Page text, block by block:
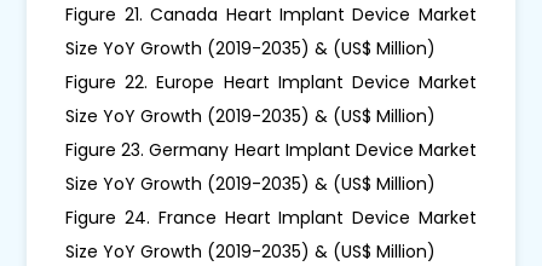
Figure 21. Canada Heart Implant Device Market
Size YoY Growth (2019-2035) & (US$ Million)
Figure 22. Europe Heart Implant Device Market
Size YoY Growth (2019-2035) & (US$ Million)
Figure 23. Germany Heart Implant Device Market
Size YoY Growth (2019-2035) & (US$ Million)
Figure 24. France Heart Implant Device Market
Size YoY Growth (2019-2035) & (US$ Million)